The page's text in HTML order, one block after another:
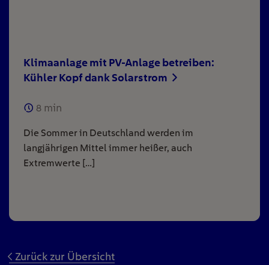
Klimaanlage mit PV-Anlage betreiben:
Kühler Kopf dank Solarstrom
8 min
Die Sommer in Deutschland werden im
langjährigen Mittel immer heißer, auch
Extremwerte […]
Zurück zur Übersicht